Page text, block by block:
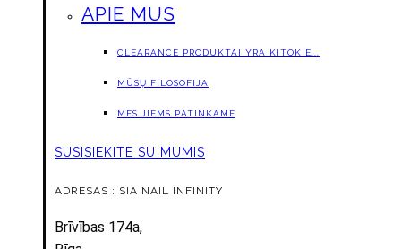
APIE MUS
CLEARANCE PRODUKTAI YRA KITOKIE...
MŪSŲ FILOSOFIJA
MES JIEMS PATINKAME
SUSISIEKITE SU MUMIS
ADRESAS : SIA NAIL INFINITY
Brīvības 174a,